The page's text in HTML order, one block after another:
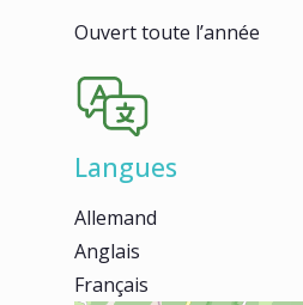
Ouvert toute l’année
Langues
Allemand
Anglais
Français